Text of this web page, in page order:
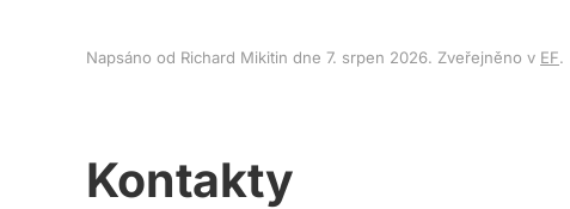
Napsáno od Richard Mikitin dne 7. srpen 2026. Zveřejněno v EF.
Kontakty